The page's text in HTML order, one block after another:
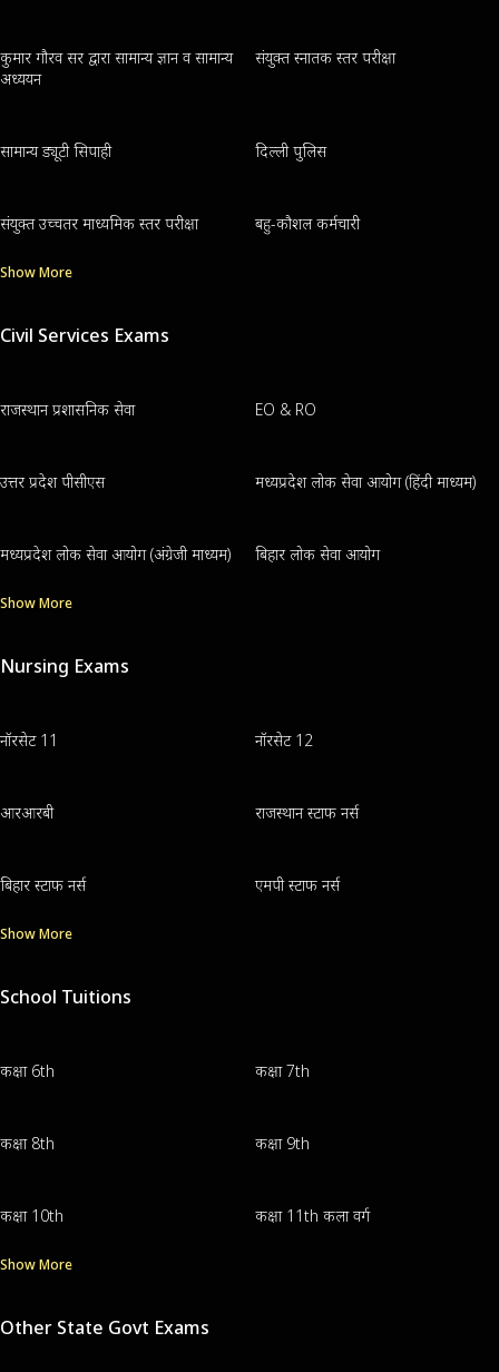
कुमार गौरव सर द्वारा सामान्य ज्ञान व सामान्य
अध्ययन
संयुक्त स्नातक स्तर परीक्षा
सामान्य ड्यूटी सिपाही दिल्ली पुलिस
संयुक्त उच्चतर माध्यमिक स्तर परीक्षा बहु-कौशल कर्मचारी
Show More
Civil Services Exams
राजस्थान प्रशासनिक सेवा EO & RO
उत्तर प्रदेश पीसीएस मध्यप्रदेश लोक सेवा आयोग (हिंदी माध्यम)
मध्यप्रदेश लोक सेवा आयोग (अंग्रेजी माध्यम) बिहार लोक सेवा आयोग
Show More
Nursing Exams
नॉरसेट 11 नॉरसेट 12
आरआरबी राजस्थान स्टाफ नर्स
बिहार स्टाफ नर्स एमपी स्टाफ नर्स
Show More
School Tuitions
कक्षा 6th कक्षा 7th
कक्षा 8th कक्षा 9th
कक्षा 10th कक्षा 11th कला वर्ग
Show More
Other State Govt Exams